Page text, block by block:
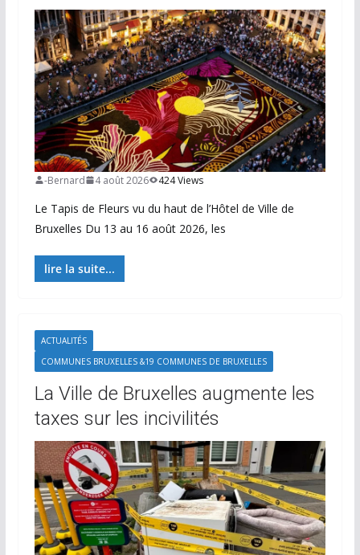
-Bernard 4 août 2026 424 Views
Le Tapis de Fleurs vu du haut de l’Hôtel de Ville de
Bruxelles Du 13 au 16 août 2026, les
lire la suite...
ACTUALITÉS
COMMUNES BRUXELLES &19 COMMUNES DE BRUXELLES
La Ville de Bruxelles augmente les
taxes sur les incivilités